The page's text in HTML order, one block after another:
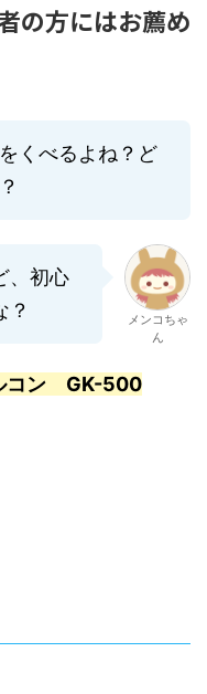
の方にはお薦め
くべるよね？ど
、初心
？
メンコちゃ
ん
コン GK-500